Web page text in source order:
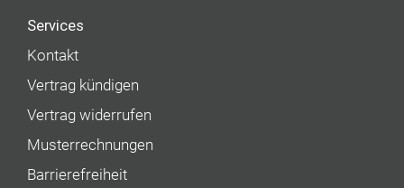
Services
Kontakt
Vertrag kündigen
Vertrag widerrufen
Musterrechnungen
Barrierefreiheit